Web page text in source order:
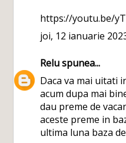
https://youtu.be/
joi, 12 ianuarie
Reluspunea...
Daca va mai uitati
acum dupa mai
dau preme de
aceste preme in
ultima luna baza de